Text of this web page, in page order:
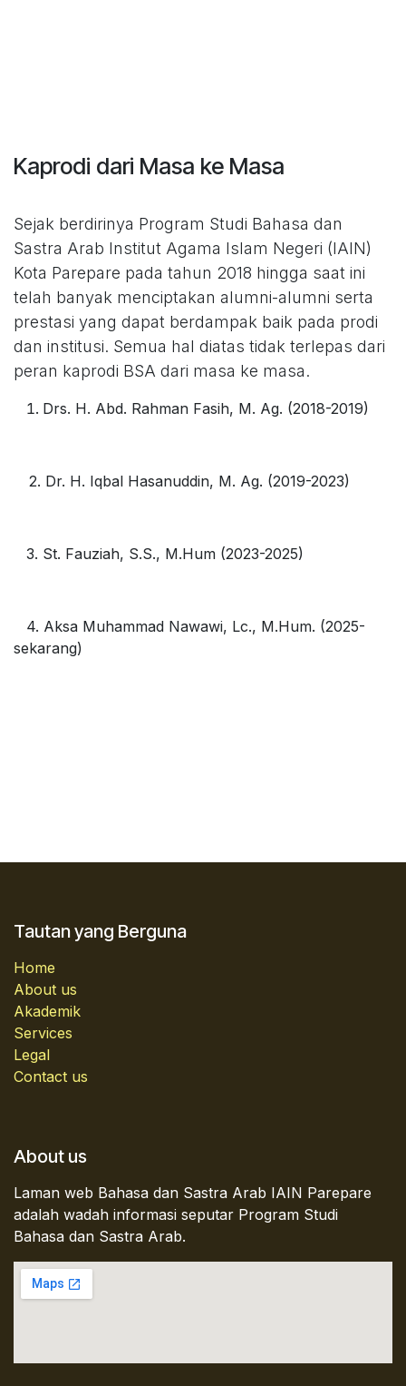
Kaprodi dari Masa ke Masa
​Sejak berdirinya Program Studi Bahasa dan
Sastra Arab Institut Agama Islam Negeri (IAIN)
Kota Parepare pada tahun 2018 hingga saat ini
telah banyak menciptakan alumni-alumni serta
prestasi yang dapat berdampak baik pada prodi
dan institusi. Semua hal diatas tidak terlepas dari
peran kaprodi BSA dari masa ke masa.
Drs. H. Abd. Rahman Fasih, M. Ag. (2018-2019)
​2. Dr. H. Iqbal Hasanuddin, M. Ag. (2019-2023)
​3. St. Fauziah, S.S., M.Hum (2023-2025)
​4. Aksa Muhammad Nawawi, Lc., M.Hum. (2025-
sekarang)
Tautan yang Berguna
Home
About us
Akademik
Services
Legal
Contact us
About us
Laman web Bahasa dan Sastra Arab IAIN Parepare
adalah wadah informasi seputar Program Studi
Bahasa dan Sastra Arab.